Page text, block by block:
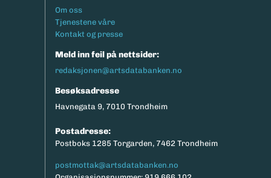
Footermeny
Om oss
Tjenestene våre
Kontakt og presse
Meld inn feil på nettsider:
redaksjonen@artsdatabanken.no
Besøksadresse
Havnegata 9, 7010 Trondheim
Postadresse:
Postboks 1285 Torgarden, 7462 Trondheim
postmottak@artsdatabanken.no